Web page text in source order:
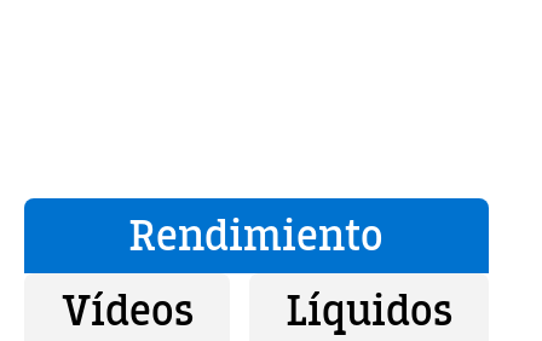
Rendimiento
Vídeos
Líquidos